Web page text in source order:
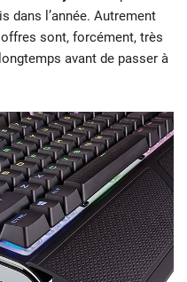
dans l’année. Autrement
sont, forcément, très
avant de passer à